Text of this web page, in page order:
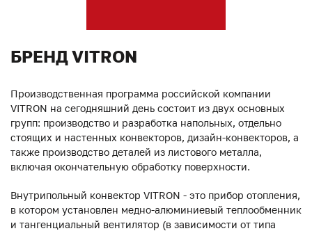
БРЕНД VITRON
Производственная программа российской компании
VITRON на сегодняшний день состоит из двух основных
групп: производство и разработка напольных, отдельно
стоящих и настенных конвекторов, дизайн-конвекторов, а
также производство деталей из листового металла,
включая окончательную обработку поверхности.
Внутрипольный конвектор VITRON - это прибор отопления,
в котором установлен медно-алюминиевый теплообменник
и тангенциальный вентилятор (в зависимости от типа